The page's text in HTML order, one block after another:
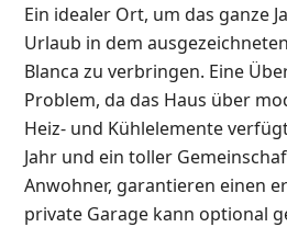
Ein idealer Ort, um das ganze
Urlaub in dem
Blanca zu verbringen. Eine
Problem, da das Haus über
Heiz- und Kühlelemente
Jahr und ein toller
Anwohner, garantieren einen
private Garage kann optional